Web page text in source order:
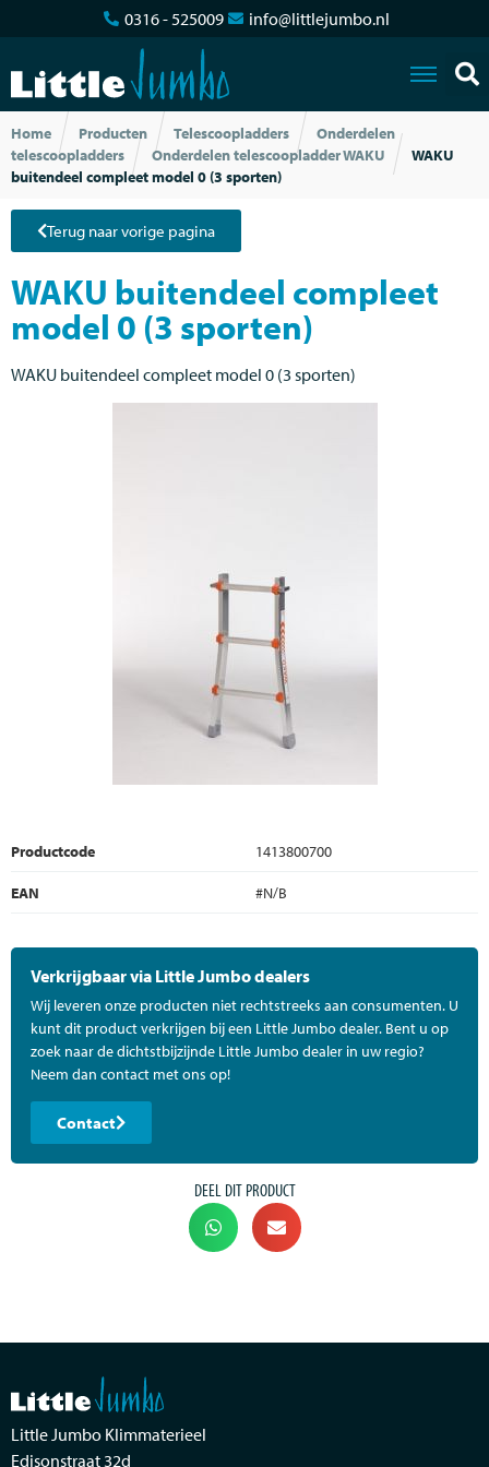
0316 - 525009 info@littlejumbo.nl
Home Producten Telescoopladders
Onderdelen
telescoopladders
Onderdelen telescoopladder WAKU
WAKU
buitendeel compleet model 0 (3 sporten)
Terug naar vorige pagina
WAKU buitendeel compleet
model 0 (3 sporten)
WAKU buitendeel compleet model 0 (3 sporten)
Productcode
1413800700
EAN
#N/B
Verkrijgbaar via Little Jumbo dealers
Wij leveren onze producten niet rechtstreeks aan consumenten. U
kunt dit product verkrijgen bij een Little Jumbo dealer. Bent u op
zoek naar de dichtstbijzijnde Little Jumbo dealer in uw regio?
Neem dan contact met ons op!
Contact
DEEL DIT PRODUCT
Little Jumbo Klimmaterieel
Edisonstraat 32d